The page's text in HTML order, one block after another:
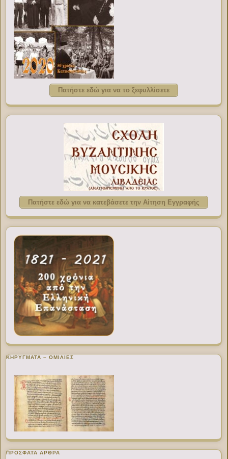
Πατήστε εδώ για να το ξεφυλλίσετε
Πατήστε εδώ για να κατεβάσετε την Αίτηση Εγγραφής
ΚΗΡΥΓΜΑΤΑ – ΟΜΙΛΙΕΣ
ΠΡΌΣΦΑΤΑ ΆΡΘΡΑ